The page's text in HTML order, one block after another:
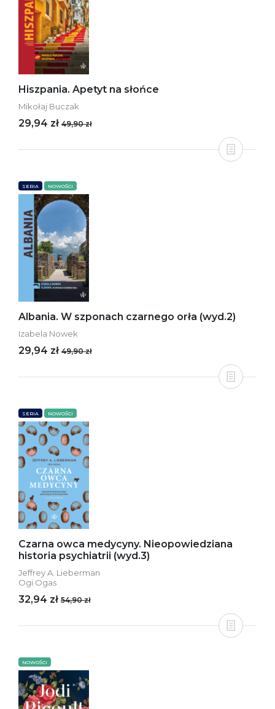
Hiszpania. Apetyt na słońce
Mikołaj Buczak
29,94 zł 49,90 zł
SERIA NOWOŚCI
Albania. W szponach czarnego orła (wyd.2)
Izabela Nowek
29,94 zł 49,90 zł
SERIA NOWOŚCI
Czarna owca medycyny. Nieopowiedziana
historia psychiatrii (wyd.3)
Jeffrey A. Lieberman
Ogi Ogas
32,94 zł 54,90 zł
NOWOŚCI